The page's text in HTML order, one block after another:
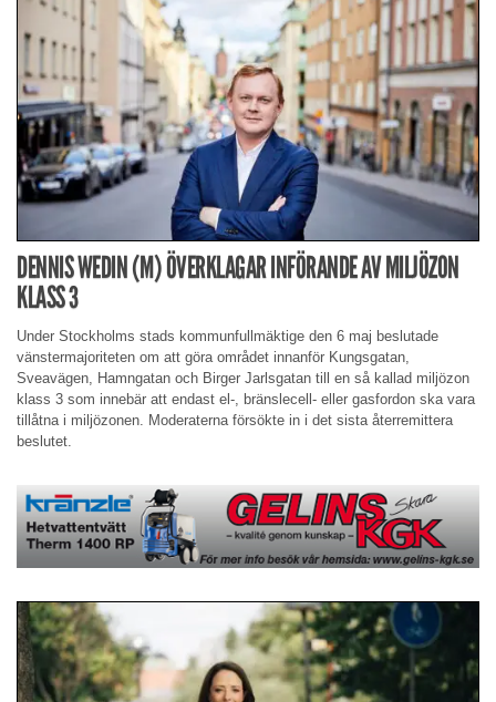
DENNIS WEDIN (M) ÖVERKLAGAR INFÖRANDE AV MILJÖZON
KLASS 3
Under Stockholms stads kommunfullmäktige den 6 maj beslutade
vänstermajoriteten om att göra området innanför Kungsgatan,
Sveavägen, Hamngatan och Birger Jarlsgatan till en så kallad miljözon
klass 3 som innebär att endast el-, bränslecell- eller gasfordon ska vara
tillåtna i miljözonen. Moderaterna försökte in i det sista återremittera
beslutet.